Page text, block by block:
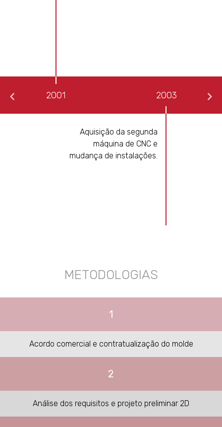
2001 2003
Aquisição da segunda
máquina de CNC e
mudança de instalações.
METODOLOGIAS
1
Acordo comercial e contratualização do molde
2
Análise dos requisitos e projeto preliminar 2D